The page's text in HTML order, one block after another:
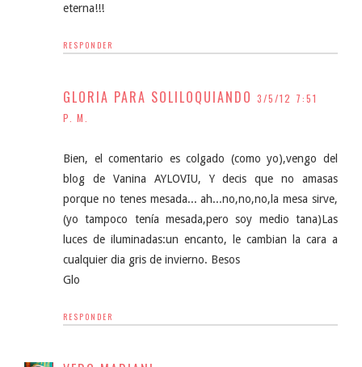
eterna!!!
RESPONDER
GLORIA PARA SOLILOQUIANDO 3/5/12 7:51
P. M.
Bien, el comentario es colgado (como yo),vengo del
blog de Vanina AYLOVIU, Y decis que no amasas
porque no tenes mesada... ah...no,no,no,la mesa sirve,
(yo tampoco tenía mesada,pero soy medio tana)Las
luces de iluminadas:un encanto, le cambian la cara a
cualquier dia gris de invierno. Besos
Glo
RESPONDER